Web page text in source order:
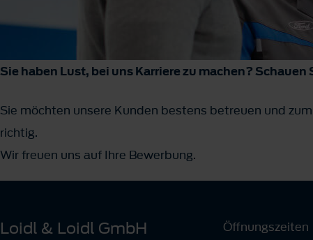
Sie haben Lust, bei uns Karriere zu machen?
Sie möchten unsere Kunden bestens betreuen und
richtig.
Wir freuen uns auf Ihre Bewerbung.
Loidl & Loidl GmbH
Öffnungszeiten